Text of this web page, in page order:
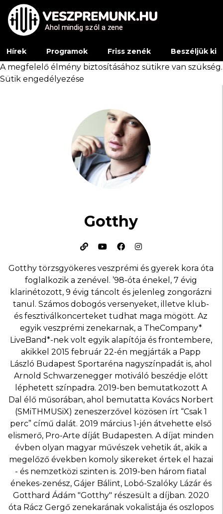
Ahol mindig szól a zene
Ahol mindig szól a zene
Hírek Programok Friss zenék Beszéljük ki
A megfelelő élmény biztosításához sütikre van szükség.
Sütik engedélyezése
Gotthy
Gotthy törzsgyökeres veszprémi és gyerek kora óta
foglalkozik a zenével. ’98-óta énekel, 7 évig
klarinétozott, 9 évig táncolt és jelenleg zongorázni
tanul. Számos dobogós versenyeket, illetve klub-
és fesztiválkoncerteket tudhat maga mögött. Az
egyik veszprémi zenekarnak, a TheCompany*
LiveBand*-nek volt egyik alapítója és frontembere,
akikkel 2015 február 22-én megjárták a Papp
László Budapest Sportaréna nagyszínpadát is, ahol
Arnold Schwarzenegger motiváló beszédje előtt
léphetett színpadra. 2019-ben bemutatkozott A
Dal élő műsorában, ahol bemutatta Kovács Norbert
(SMiTHMUSiX) zeneszerzővel közösen írt “Csak 1
perc” című dalát. 2019 március 1-jén átvehette első
elismerő, Pro-Arte díját Budapesten. A díjat minden
évben olyan magyar művészek vehetik át, akik a
megelőző években komoly sikereket értek el hazai
- és nemzetközi szinten is. 2019-ben három fiatal
énekes-zenész, Gájer Bálint, Lobó-Szalóky Lázár és
Gotthard Ádám "Gotthy" részesült a díjban. 2020
óta Rácz Gergő zenekarának vokalistája és oszlopos